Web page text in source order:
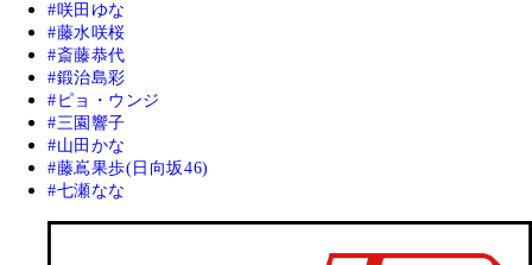
咲田ゆな
藤水咲桜
斎藤恭代
鍛治島彩
ピョ・ウンジ
三園響子
山田かな
藤嶌果歩(日向坂46)
七瀬なな